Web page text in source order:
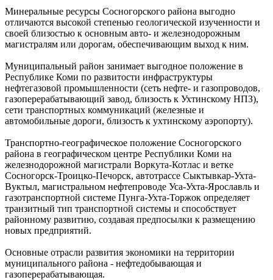
Минеральные ресурсы Сосногорского района выгодно
отличаются высокой степенью геологической изученности и
своей близостью к основным авто- и железнодорожным
магистралям или дорогам, обеспечивающим выход к ним.
Муниципальный район занимает выгодное положение в
Республике Коми по развитости инфраструктуры
нефтегазовой промышленности (сеть нефте- и газопроводов,
газоперерабатывающий завод, близость к Ухтинскому НПЗ),
сети транспортных коммуникаций (железные и
автомобильные дороги, близость к ухтинскому аэропорту).
Транспортно-географическое положение Сосногорского
района в географическом центре Республики Коми на
железнодорожной магистрали Воркута-Котлас и ветке
Сосногорск-Троицко-Печорск, автотрассе Сыктывкар-Ухта-
Вуктыл, магистральном нефтепроводе Уса-Ухта-Ярославль и
газотранспортной системе Пунга-Ухта-Торжок определяет
транзитный тип транспортной системы и способствует
районному развитию, создавая предпосылки к размещению
новых предприятий.
Основные отрасли развития экономики на территории
муниципального района - нефтедобывающая и
газоперерабатывающая.